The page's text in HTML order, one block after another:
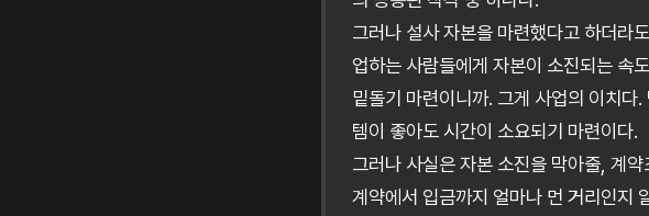
그러나 설사 자본을 마련했다고 하더라
업하는 사람들에게 자본이 소진되는 속
밑돌기 마련이니까. 그게 사업의 이치다
템이 좋아도 시간이 소요되기 마련이다.
그러나 사실은 자본 소진을 막아줄, 계
계약에서 입금까지 얼마나 먼 거리인지